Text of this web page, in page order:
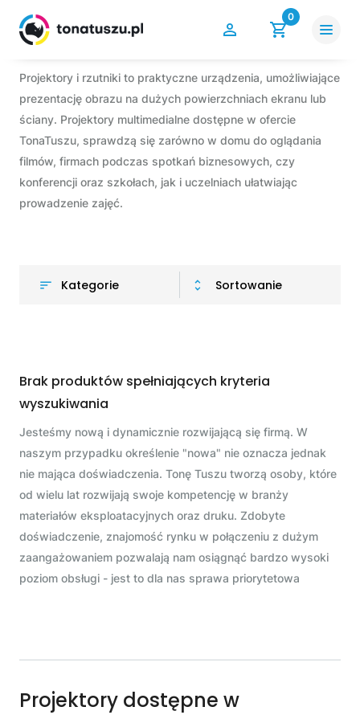
0
Projektory i rzutniki to praktyczne urządzenia, umożliwiające
prezentację obrazu na dużych powierzchniach ekranu lub
ściany. Projektory multimedialne dostępne w ofercie
TonaTuszu, sprawdzą się zarówno w domu do oglądania
filmów, firmach podczas spotkań biznesowych, czy
konferencji oraz szkołach, jak i uczelniach ułatwiając
prowadzenie zajęć.
Kategorie Sortowanie
Brak produktów spełniających kryteria
wyszukiwania
Jesteśmy nową i dynamicznie rozwijającą się firmą. W
naszym przypadku określenie "nowa" nie oznacza jednak
nie mająca doświadczenia. Tonę Tuszu tworzą osoby, które
od wielu lat rozwijają swoje kompetencję w branży
materiałów eksploatacyjnych oraz druku. Zdobyte
doświadczenie, znajomość rynku w połączeniu z dużym
zaangażowaniem pozwalają nam osiągnąć bardzo wysoki
poziom obsługi - jest to dla nas sprawa priorytetowa
Projektory dostępne w